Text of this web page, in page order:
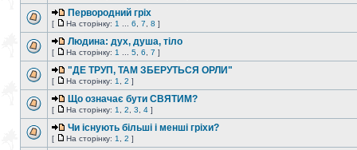
Первородний гріх
[ На сторінку: 1 6 7 8 ]
Людина: дух, душа, тіло
[ На сторінку: 1 5 6 7 ]
"ДЕ ТРУП, ТАМ ЗБЕРУТЬСЯ ОРЛИ"
[ На сторінку: 1 2 ]
Що означає бути СВЯТИМ?
[ На сторінку: 1 2 3 4 ]
Чи існують більші і менші гріхи?
[ На сторінку: 1 2 ]